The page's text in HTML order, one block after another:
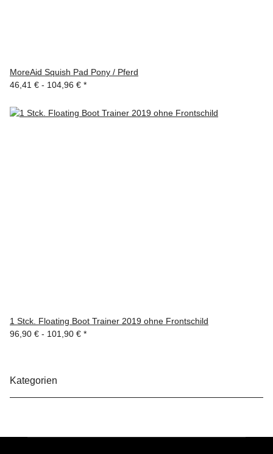
MoreAid Squish Pad Pony / Pferd
46,41 € - 104,96 € *
1 Stck. Floating Boot Trainer 2019 ohne Frontschild
96,90 € - 101,90 € *
Kategorien